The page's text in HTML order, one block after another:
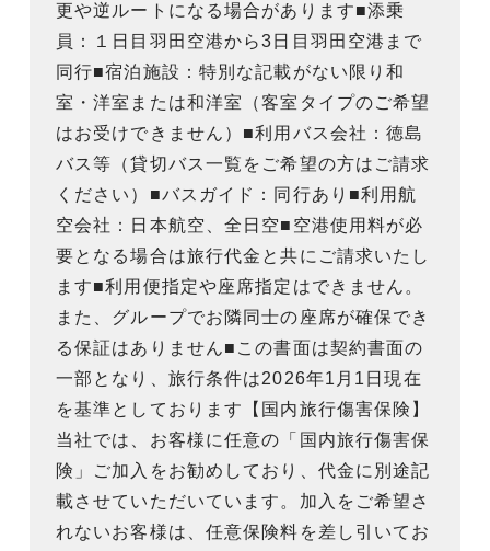
更や逆ルートになる場合があります■添乗
員：１日目羽田空港から3日目羽田空港まで
同行■宿泊施設：特別な記載がない限り和
室・洋室または和洋室（客室タイプのご希望
はお受けできません）■利用バス会社：徳島
バス等（貸切バス一覧をご希望の方はご請求
ください）■バスガイド：同行あり■利用航
空会社：日本航空、全日空■空港使用料が必
要となる場合は旅行代金と共にご請求いたし
ます■利用便指定や座席指定はできません。
また、グループでお隣同士の座席が確保でき
る保証はありません■この書面は契約書面の
一部となり、旅行条件は2026年1月1日現在
を基準としております【国内旅行傷害保険】
当社では、お客様に任意の「国内旅行傷害保
険」ご加入をお勧めしており、代金に別途記
載させていただいています。加入をご希望さ
れないお客様は、任意保険料を差し引いてお